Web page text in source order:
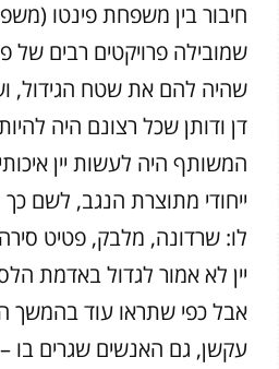
חיבור בין משפחת פינטו
שמובילה פרויקטים רבים של
שהיה להם את שטח הגידול,
דן ודותן שכל רצונם היה
המשותף היה לעשות יין
ייחודי מתוצרת הנגב, לשם
לו: שרדונה, מלבק, פטיט
יין לא אמור לגדול באדמת
אבל כפי שתראו עוד
עקשן, גם האנשים שגרים בו